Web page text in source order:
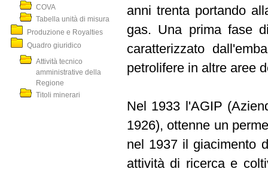
COVA
Tabella unità di misura
Produzione e Royalties
Quadro giuridico
Attività tecnico
amministrative della
Regione
Titoli minerari
anni trenta portando
gas. Una prima fase
caratterizzato
petrolifere in altre aree
Nel 1933 l'AGIP
1926), ottenne un
nel 1937 il giacimento
attività di ricerca e